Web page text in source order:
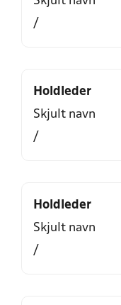
/
Holdleder
Skjult navn
/
Holdleder
Skjult navn
/